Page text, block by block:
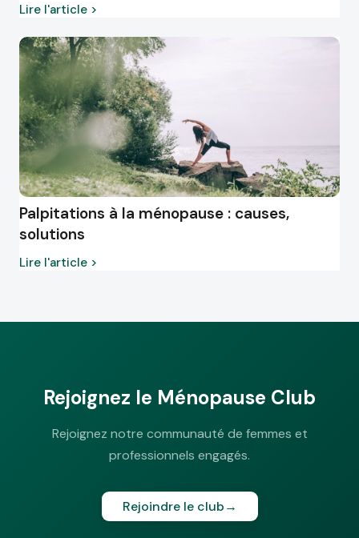
Lire l'article >
Palpitations à la ménopause : causes,
solutions
Lire l'article >
Rejoignez le Ménopause Club
Rejoignez notre communauté de femmes et
professionnels engagés.
Rejoindre le club→